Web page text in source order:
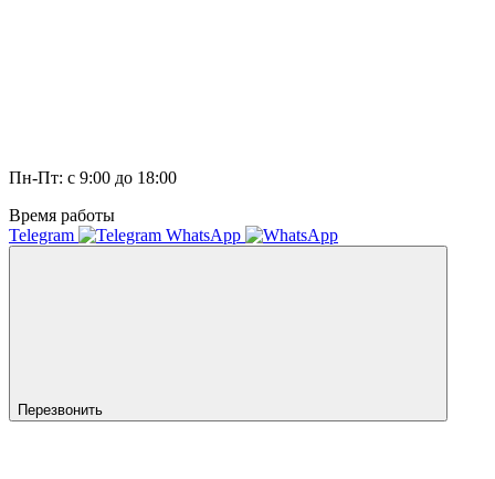
Пн-Пт: с 9:00 до 18:00
Время работы
Telegram
WhatsApp
Перезвонить